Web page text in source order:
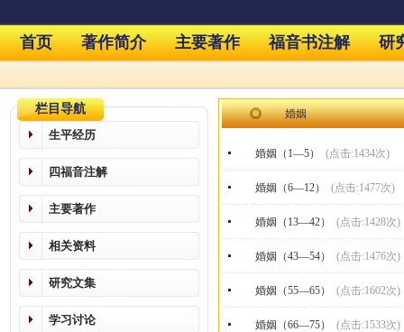
首页 著作简介 主要著作 福音书注解 研
栏目导航
生平经历
四福音注解
主要著作
相关资料
研究文集
学习讨论
婚姻
婚姻（1—5） (点击:1434次)
婚姻（6—12） (点击:1477次)
婚姻（13—42） (点击:1428次)
婚姻（43—54） (点击:1476次)
婚姻（55—65） (点击:1602次)
婚姻（66—75） (点击:1533次)